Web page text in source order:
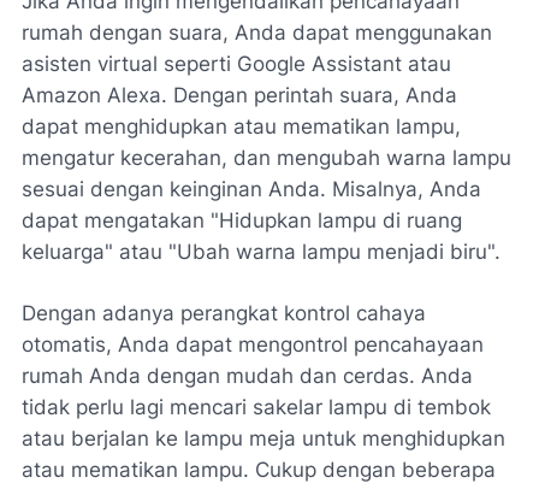
rumah dengan suara, Anda dapat menggunakan
asisten virtual seperti Google Assistant atau
Amazon Alexa. Dengan perintah suara, Anda
dapat menghidupkan atau mematikan lampu,
mengatur kecerahan, dan mengubah warna lampu
sesuai dengan keinginan Anda. Misalnya, Anda
dapat mengatakan "Hidupkan lampu di ruang
keluarga" atau "Ubah warna lampu menjadi biru".
Dengan adanya perangkat kontrol cahaya
otomatis, Anda dapat mengontrol pencahayaan
rumah Anda dengan mudah dan cerdas. Anda
tidak perlu lagi mencari sakelar lampu di tembok
atau berjalan ke lampu meja untuk menghidupkan
atau mematikan lampu. Cukup dengan beberapa